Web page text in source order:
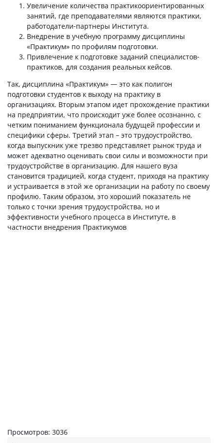
Увеличение количества практикоориентированных
занятий, где преподавателями являются практики,
работодатели-партнеры Института.
Внедрение в учебную программу дисциплины
«Практикум» по профилям подготовки.
Привлечение к подготовке заданий специалистов-
практиков, для создания реальных кейсов.
Так, дисциплина «Практикум» — это как полигон
подготовки студентов к выходу на практику в
организациях. Вторым этапом идет прохождение практики
на предприятии, что происходит уже более осознанно, с
четким пониманием функционала будущей профессии и
специфики сферы. Третий этап – это трудоустройство,
когда выпускник уже трезво представляет рынок труда и
может адекватно оценивать свои силы и возможности при
трудоустройстве в организацию. Для нашего вуза
становится традицией, когда студент, приходя на практику
и устраивается в этой же организации на работу по своему
профилю. Таким образом, это хороший показатель не
только с точки зрения трудоустройства, но и
эффективности учебного процесса в Институте, в
частности внедрения Практикумов
Просмотров: 3036